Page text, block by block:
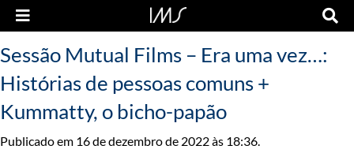
Sessão Mutual Films – Era uma vez…:
Histórias de pessoas comuns +
Kummatty, o bicho-papão
Publicado em 16 de dezembro de 2022 às 18:36.